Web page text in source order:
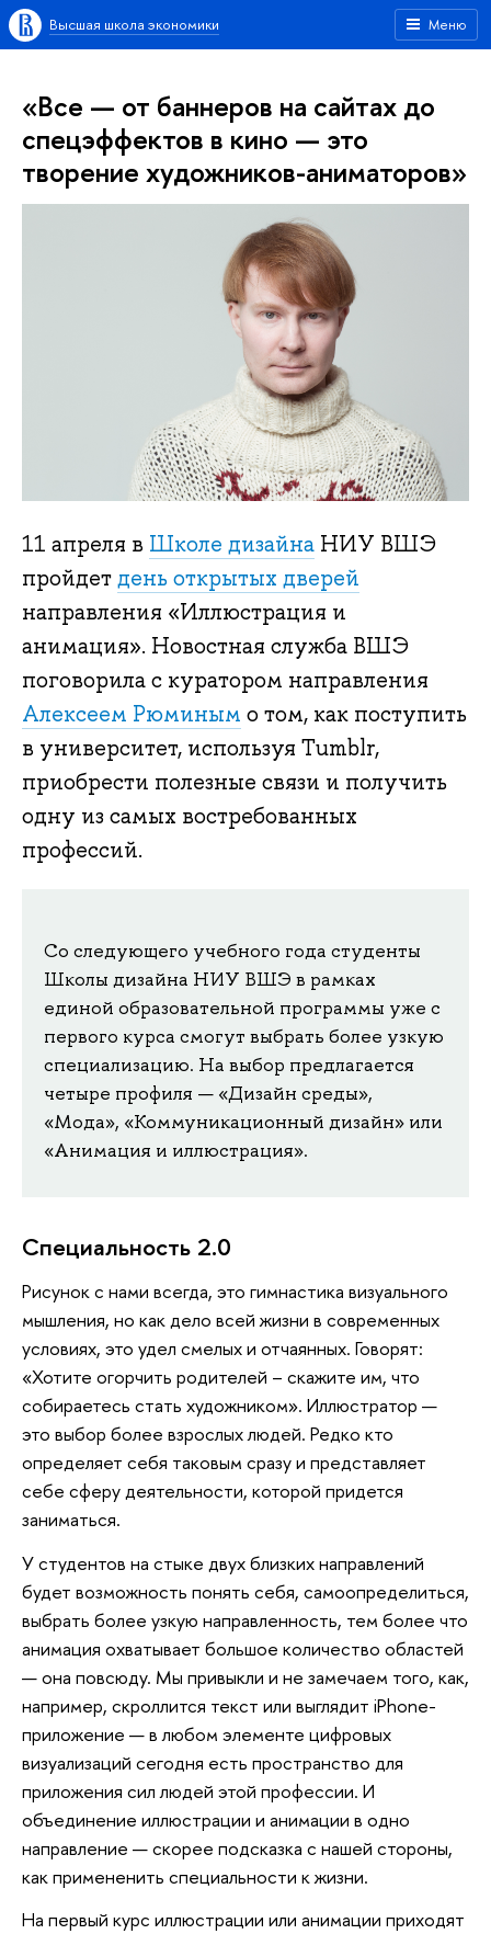
Меню
Высшая школа экономики
«Все — от баннеров на сайтах до
спецэффектов в кино — это
творение художников-аниматоров»
11 апреля в Школе дизайна НИУ ВШЭ
пройдетдень открытых дверей
направления «Иллюстрация и
анимация». Новостная служба ВШЭ
поговорила с куратором направления
Алексеем Рюминым о том, как поступить
в университет, используя Tumblr,
приобрести полезные связи и получить
одну из самых востребованных
профессий.
Со следующего учебного года студенты
Школы дизайна НИУ ВШЭ в рамках
единой образовательной программы уже с
первого курса смогут выбрать более узкую
специализацию. На выбор предлагается
четыре профиля — «Дизайн среды»,
«Мода», «Коммуникационный дизайн» или
«Анимация и иллюстрация».
Специальность 2.0
Рисунок с нами всегда, это гимнастика визуального
мышления, но как дело всей жизни в современных
условиях, это удел смелых и отчаянных. Говорят:
«Хотите огорчить родителей – скажите им, что
собираетесь стать художником». Иллюстратор —
это выбор более взрослых людей. Редко кто
определяет себя таковым сразу и представляет
себе сферу деятельности, которой придется
заниматься.
У студентов на стыке двух близких направлений
будет возможность понять себя, самоопределиться,
выбрать более узкую направленность, тем более что
анимация охватывает большое количество областей
— она повсюду. Мы привыкли и не замечаем того, как,
например, скроллится текст или выглядит iPhone-
приложение — в любом элементе цифровых
визуализаций сегодня есть пространство для
приложения сил людей этой профессии. И
объединение иллюстрации и анимации в одно
направление — скорее подсказка с нашей стороны,
как примененить специальности к жизни.
На первый курс иллюстрации или анимации приходят